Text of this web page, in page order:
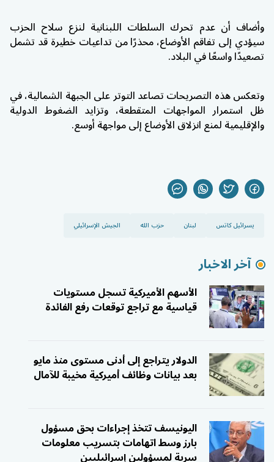
وأضاف أن عدم تحرك السلطات اللبنانية لنزع سلاح الحزب
سيؤدي إلى تفاقم الأوضاع، محذرًا من تداعيات خطيرة قد تشمل
تصعيدًا واسعًا في البلاد.
وتعكس هذه التصريحات تصاعد التوتر على الجبهة الشمالية، في
ظل استمرار المواجهات المتقطعة، وتزايد الضغوط الدولية
والإقليمية لمنع انزلاق الأوضاع إلى مواجهة أوسع.
يسرائيل كاتس لبنان حزب الله الجيش الإسرائيلي
آخر الاخبار
الأسهم الأميركية تسجل مستويات
قياسية مع تراجع توقعات رفع الفائدة
الدولار يتراجع إلى أدنى مستوى منذ مايو
بعد بيانات وظائف أميركية مخيبة للآمال
اليونيسف تتخذ إجراءات بحق مسؤول
بارز وسط اتهامات بتسريب معلومات